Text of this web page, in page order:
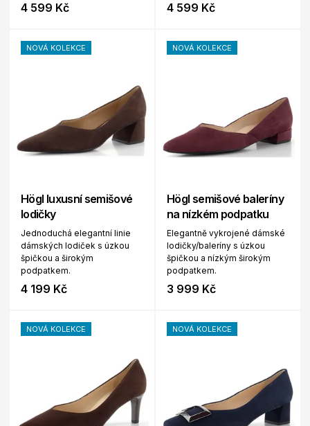
4 599 Kč 4 599 Kč
NOVÁ KOLEKCE
Högl luxusní semišové
lodičky
Jednoduchá elegantní linie
dámských lodiček s úzkou
špičkou a širokým
podpatkem.
4 199 Kč
NOVÁ KOLEKCE
Högl semišové baleríny
na nízkém podpatku
Elegantně vykrojené dámské
lodičky/baleríny s úzkou
špičkou a nízkým širokým
podpatkem.
3 999 Kč
NOVÁ KOLEKCE NOVÁ KOLEKCE